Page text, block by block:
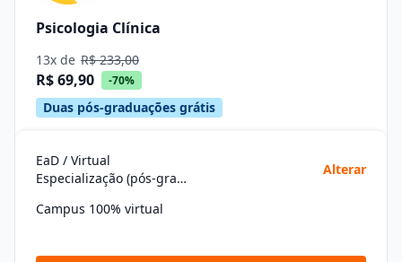
Psicologia Clínica
13x de R$ 233,00
R$ 69,90 -70%
Duas pós-graduações grátis
EaD / Virtual
Especialização (pós-graduação)
Alterar
Campus 100% virtual